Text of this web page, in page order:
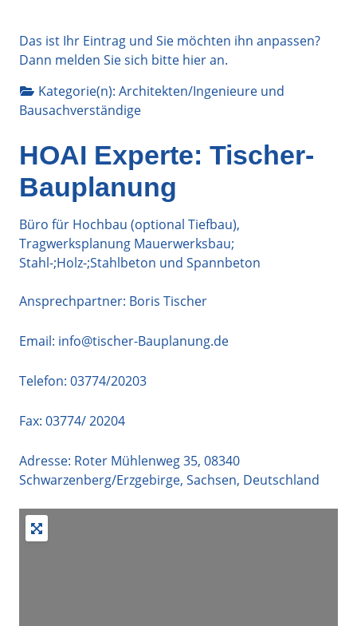
Das ist Ihr Eintrag und Sie möchten ihn anpassen?
Dann melden Sie sich bitte hieran.
Kategorie(n): Architekten/Ingenieure und
Bausachverständige
HOAI Experte: Tischer-
Bauplanung
Büro für Hochbau (optional Tiefbau),
Tragwerksplanung Mauerwerksbau;
Stahl-;Holz-;Stahlbeton und Spannbeton
Ansprechpartner: Boris Tischer
Email: info@tischer-Bauplanung.de
Telefon: 03774/20203
Fax: 03774/ 20204
Adresse: Roter Mühlenweg 35, 08340
Schwarzenberg/Erzgebirge, Sachsen, Deutschland
+